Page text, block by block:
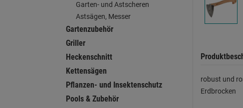
Garten- und Astscheren
Astsägen, Messer
Gartenzubehör
Griller
Heckenschnitt
Kettensägen
Pflanzen- und Insektenschutz
Pools & Zubehör
robust und
Erdbrocken